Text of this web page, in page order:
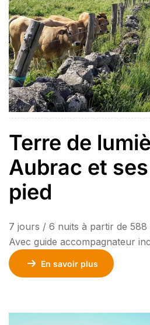
Terre de
Aubrac et
pied
7 jours / 6 nuits à partir de
Avec guide accompagnateur
en buron en option. Découvrez
nature, histoire et traditions
l’Aubrac, la […]
En savoir plus